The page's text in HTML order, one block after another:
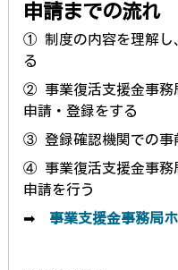
申請までの流れ
① 制度の内容を理解し
る
② 事業復活支援金事務
申請・登録をする
③ 登録確認機関での事
④ 事業復活支援金事務
申請を行う
➡ 事業支援金事務局